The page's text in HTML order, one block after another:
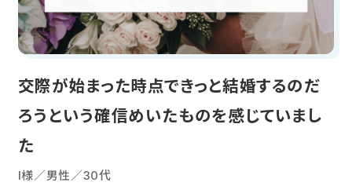
交際が始まった時点できっと結婚するのだ
ろうという確信めいたものを感じていまし
た
I様／男性／30代